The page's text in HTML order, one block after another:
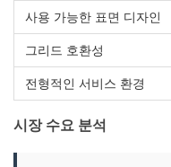
사용 가능한 표면 디자인
그리드 호환성
전형적인 서비스 환경
시장 수요 분석